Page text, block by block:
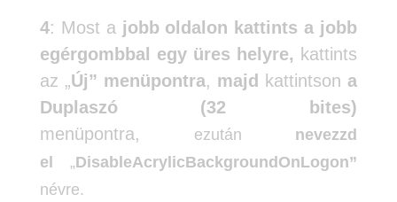
4: Most a jobb oldalon kattints a jobb
egérgombbal egy üres helyre, kattints
az „Új” menüpontra, majd kattintson a
Duplaszó (32 bites)
menüpontra, ezután nevezzd
el „DisableAcrylicBackgroundOnLogon”
névre.